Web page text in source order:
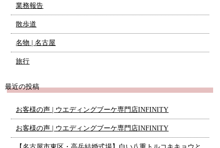
業務報告
散歩道
名物 | 名古屋
旅行
最近の投稿
お客様の声 | ウエディングブーケ専門店INFINITY
お客様の声 | ウエディングブーケ専門店INFINITY